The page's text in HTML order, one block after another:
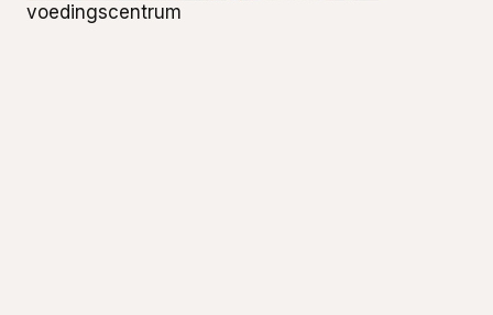
voedingscentrum